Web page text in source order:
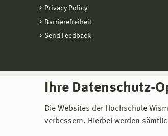
Ihre Datenschutz-
Die Websites der Hochschule
verbessern. Hierbei werden
Privacy Policy
Barrierefreiheit
Send Feedback